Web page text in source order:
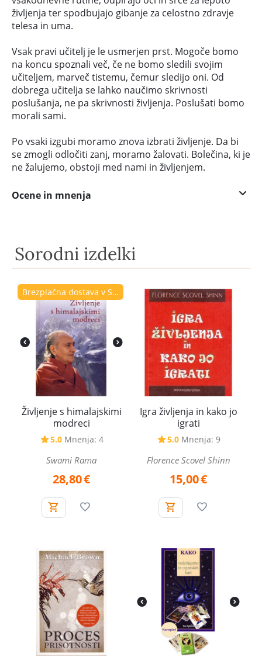
življenja ter spodbujajo gibanje za celostno zdravje
telesa in uma.
Vsak pravi učitelj je le usmerjen prst. Mogoče bomo
na koncu spoznali več, če ne bomo sledili svojim
učiteljem, marveč tistemu, čemur sledijo oni. Od
dobrega učitelja se lahko naučimo skrivnosti
poslušanja, ne pa skrivnosti življenja. Poslušati bomo
morali sami.
Po vsaki izgubi moramo znova izbrati življenje. Da bi
se zmogli odločiti zanj, moramo žalovati. Bolečina, ki je
ne žalujemo, obstoji med nami in življenjem.
Ocene in mnenja
Sorodni izdelki
Brezplačna dostava v Sloveniji
Življenje s himalajskimi
modreci
5.0 Mnenja: 4
Swami Rama
28,80€
Igra življenja in kako jo
igrati
5.0 Mnenja: 9
Florence Scovel Shinn
15,00€